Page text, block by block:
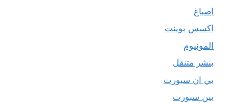
اصباغ
اكسس بوينت
المونيوم
بنشر متنقل
بي ان سبورت
بين سبورت